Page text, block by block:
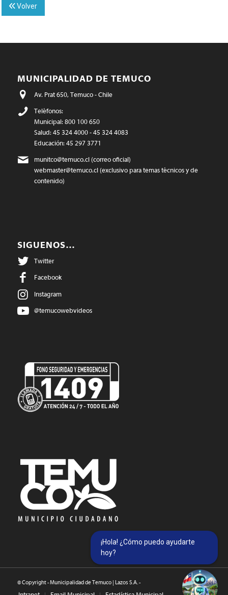
Volver
MUNICIPALIDAD DE TEMUCO
Av. Prat 650, Temuco - Chile
Teléfonos:
Municipal: 800 100 650
Salud: 45 324 4000 - 45 324 4083
Educación: 45 297 3771
munitco@temuco.cl(correo oficial)
webmaster@temuco.cl(exclusivo para temas técnicos y de
contenido)
SIGUENOS…
Twitter
Facebook
Instagram
@temucowebvideos
© Copyright - Municipalidad de Temuco | Lazos S.A. -
¡Hola! ¿Cómo puedo ayudarte
hoy?